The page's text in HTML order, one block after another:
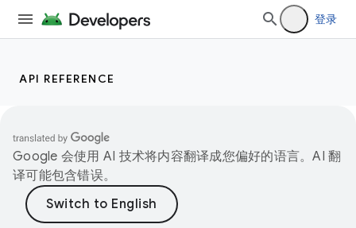
登录
API REFERENCE
Google 会使用 AI 技术将内容翻译成您偏好的语言。AI 翻
译可能包含错误。